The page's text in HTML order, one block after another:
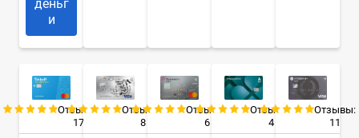
деньг
и
Отзывы:
17
Отзывы:
8
Отзывы:
6
Отзывы:
4
Отзывы:
11